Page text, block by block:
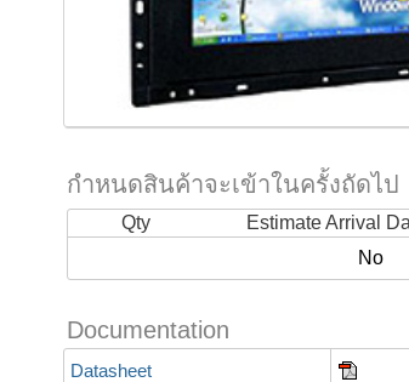
กำหนดสินค้าจะเข้าในครั้งถัดไป
Qty Estimate Arrival
No
Documentation
Datasheet